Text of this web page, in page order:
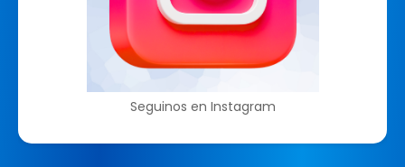
Seguinos en Instagram